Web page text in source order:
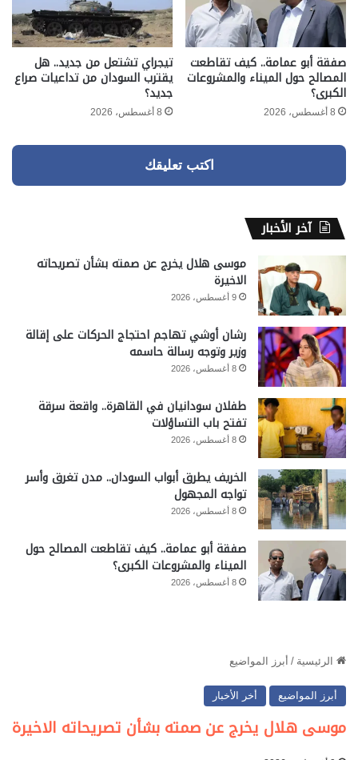
صفقة أبو عمامة.. كيف تقاطعت
المصالح حول الميناء والمشروعات
الكبرى؟
8 أغسطس، 2026
تيجراي تشتعل من جديد.. هل
يقترب السودان من تداعيات صراع
جديد؟
8 أغسطس، 2026
اكتب تعليقك
آخر الأخبار
موسى هلال يخرج عن صمته بشأن تصريحاته
الاخيرة
9 أغسطس، 2026
رشان أوشي تهاجم احتجاج الحركات على إقالة
وزير وتوجه رسالة حاسمه
8 أغسطس، 2026
طفلان سودانيان في القاهرة.. واقعة سرقة
تفتح باب التساؤلات
8 أغسطس، 2026
الخريف يطرق أبواب السودان.. مدن تغرق وأسر
تواجه المجهول
8 أغسطس، 2026
صفقة أبو عمامة.. كيف تقاطعت المصالح حول
الميناء والمشروعات الكبرى؟
8 أغسطس، 2026